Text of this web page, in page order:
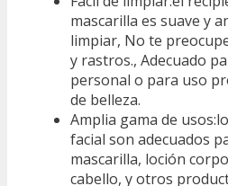
mascarilla es suave y
limpiar, No te
y rastros., Adecuado
personal o para uso
de belleza.
Amplia gama de
facial son adecuados
mascarilla, loción
cabello, y otros